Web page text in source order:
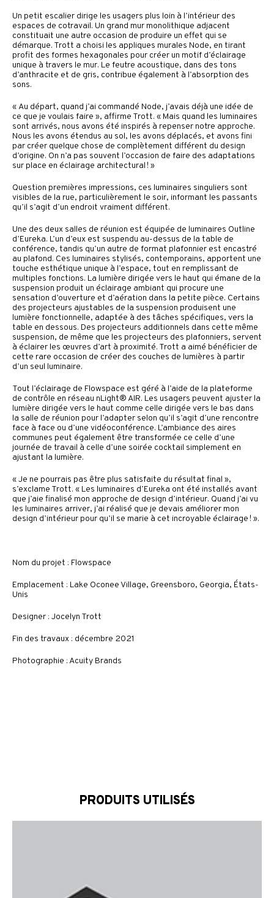
Un petit escalier dirige les usagers plus loin à l’intérieur des
espaces de cotravail. Un grand mur monolithique adjacent
constituait une autre occasion de produire un effet qui se
démarque. Trott a choisi les appliques murales Node, en tirant
profit des formes hexagonales pour créer un motif d’éclairage
unique à travers le mur. Le feutre acoustique, dans des tons
d’anthracite et de gris, contribue également à l’absorption des
sons.
« Au départ, quand j’ai commandé Node, j’avais déjà une idée de
ce que je voulais faire », affirme Trott. « Mais quand les luminaires
sont arrivés, nous avons été inspirés à repenser notre approche.
Nous les avons étendus au sol, les avons déplacés, et avons fini
par créer quelque chose de complètement différent du design
d’origine. On n’a pas souvent l’occasion de faire des adaptations
sur place en éclairage architectural ! »
Question premières impressions, ces luminaires singuliers sont
visibles de la rue, particulièrement le soir, informant les passants
qu’il s’agit d’un endroit vraiment différent.
Une des deux salles de réunion est équipée de luminaires Outline
d’Eureka. L’un d’eux est suspendu au-dessus de la table de
conférence, tandis qu’un autre de format plafonnier est encastré
au plafond. Ces luminaires stylisés, contemporains, apportent une
touche esthétique unique à l’espace, tout en remplissant de
multiples fonctions. La lumière dirigée vers le haut qui émane de la
suspension produit un éclairage ambiant qui procure une
sensation d’ouverture et d’aération dans la petite pièce. Certains
des projecteurs ajustables de la suspension produisent une
lumière fonctionnelle, adaptée à des tâches spécifiques, vers la
table en dessous. Des projecteurs additionnels dans cette même
suspension, de même que les projecteurs des plafonniers, servent
à éclairer les œuvres d’art à proximité. Trott a aimé bénéficier de
cette rare occasion de créer des couches de lumières à partir
d’un seul luminaire.
Tout l’éclairage de Flowspace est géré à l’aide de la plateforme
de contrôle en réseau nLight® AIR. Les usagers peuvent ajuster la
lumière dirigée vers le haut comme celle dirigée vers le bas dans
la salle de réunion pour l’adapter selon qu’il s’agit d’une rencontre
face à face ou d’une vidéoconférence. L’ambiance des aires
communes peut également être transformée ce celle d’une
journée de travail à celle d’une soirée cocktail simplement en
ajustant la lumière.
« Je ne pourrais pas être plus satisfaite du résultat final »,
s’exclame Trott. « Les luminaires d’Eureka ont été installés avant
que j’aie finalisé mon approche de design d’intérieur. Quand j’ai vu
les luminaires arriver, j’ai réalisé que je devais améliorer mon
design d’intérieur pour qu’il se marie à cet incroyable éclairage ! ».
Nom du projet : Flowspace
Emplacement : Lake Oconee Village, Greensboro, Georgia, États-
Unis
Designer : Jocelyn Trott
Fin des travaux : décembre 2021
Photographie : Acuity Brands
PRODUITS UTILISÉS